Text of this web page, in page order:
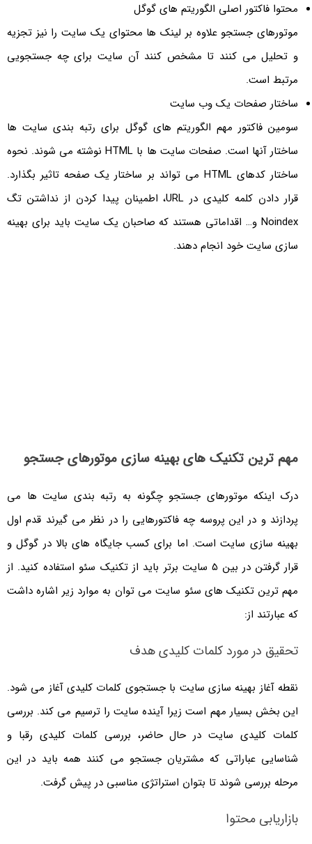
محتوا فاکتور اصلی الگوریتم های گوگل
موتورهای جستجو علاوه بر لینک ها محتوای یک سایت را نیز تجزیه
و تحلیل می کنند تا مشخص کنند آن سایت برای چه جستجویی
مرتبط است.
ساختار صفحات یک وب سایت
سومین فاکتور مهم الگوریتم های گوگل برای رتبه بندی سایت ها
ساختار آنها است. صفحات سایت ها با HTML نوشته می شوند. نحوه
ساختار کدهای HTML می تواند بر ساختار یک صفحه تاثیر بگذارد.
قرار دادن کلمه کلیدی در URL، اطمینان پیدا کردن از نداشتن تگ
Noindex و… اقداماتی هستند که صاحبان یک سایت باید برای بهینه
سازی سایت خود انجام دهند.
مهم ترین تکنیک های بهینه سازی موتورهای جستجو
درک اینکه موتورهای جستجو چگونه به رتبه بندی سایت ها می
پردازند و در این پروسه چه فاکتورهایی را در نظر می گیرند قدم اول
بهینه سازی سایت است. اما برای کسب جایگاه های بالا در گوگل و
قرار گرفتن در بین 5 سایت برتر باید از تکنیک سئو استفاده کنید. از
مهم ترین تکنیک های سئو سایت می توان به موارد زیر اشاره داشت
که عبارتند از:
تحقیق در مورد کلمات کلیدی هدف
نقطه آغاز بهینه سازی سایت با جستجوی کلمات کلیدی آغاز می شود.
این بخش بسیار مهم است زیرا آینده سایت را ترسیم می کند. بررسی
کلمات کلیدی سایت در حال حاضر، بررسی کلمات کلیدی رقبا و
شناسایی عباراتی که مشتریان جستجو می کنند همه باید در این
مرحله بررسی شوند تا بتوان استراتژی مناسبی در پیش گرفت.
بازاریابی محتوا